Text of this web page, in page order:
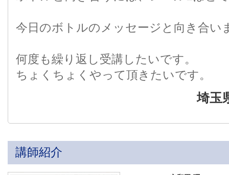
今日のボトルのメッセージと向き合い
何度も繰り返し受講したいです。
ちょくちょくやって頂きたいです。
埼玉
講師紹介